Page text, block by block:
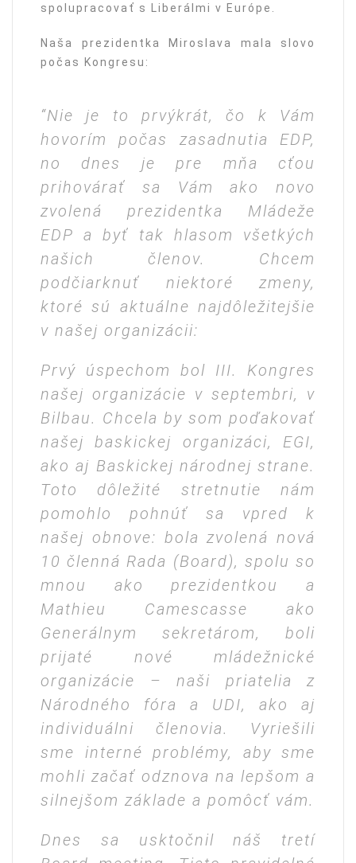
spolupracovať s Liberálmi v Európe.
Naša prezidentka Miroslava mala slovo
počas Kongresu:
“Nie je to prvýkrát, čo k Vám
hovorím počas zasadnutia EDP,
no dnes je pre mňa cťou
prihovárať sa Vám ako novo
zvolená prezidentka Mládeže
EDP a byť tak hlasom všetkých
našich členov. Chcem
podčiarknuť niektoré zmeny,
ktoré sú aktuálne najdôležitejšie
v našej organizácii:
Prvý úspechom bol III. Kongres
našej organizácie v septembri, v
Bilbau. Chcela by som poďakovať
našej baskickej organizáci, EGI,
ako aj Baskickej národnej strane.
Toto dôležité stretnutie nám
pomohlo pohnúť sa vpred k
našej obnove: bola zvolená nová
10 členná Rada (Board), spolu so
mnou ako prezidentkou a
Mathieu Camescasse ako
Generálnym sekretárom, boli
prijaté nové mládežnické
organizácie – naši priatelia z
Národného fóra a UDI, ako aj
individuálni členovia. Vyriešili
sme interné problémy, aby sme
mohli začať odznova na lepšom a
silnejšom základe a pomôcť vám.
Dnes sa usktočnil náš tretí